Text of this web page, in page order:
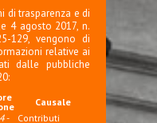
di trasparenza e di
4 agosto 2017, n.
129, vengono di
relative ai
dalle pubbliche
Causale
-
Contributi